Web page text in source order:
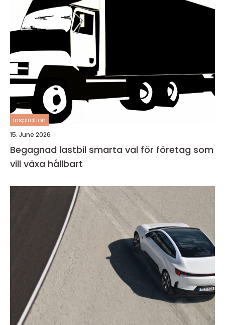
inspiration
15. June 2026
Begagnad lastbil smarta val för företag som
vill växa hållbart